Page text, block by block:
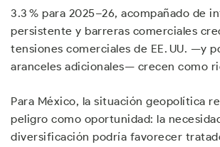
3.3 % para 2025–26, acompañado de
persistente y barreras comerciales
tensiones comerciales de EE. UU. —y
aranceles adicionales— crecen como
Para México, la situación geopolítica
peligro como oportunidad: la
diversificación podría favorecer